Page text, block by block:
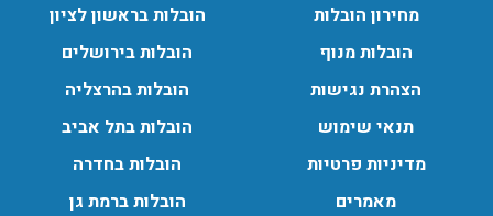
הובלות מנוף בפרדס חנה:
העברת פריטים כבדים עם מנוף בפרדס חנה ואפשרות הובלת
תכולת דירה שלמה עם מנוף.
מחירון הובלות
הובלות מנוף
הצהרת נגישות
תנאי שימוש
מדיניות פרטיות
מאמרים
הובלות בראשון לציון
הובלות בירושלים
הובלות בהרצליה
הובלות בתל אביב
הובלות בחדרה
הובלות ברמת גן